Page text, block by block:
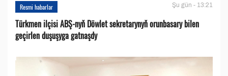
Resmi habarlar Şu gün - 13:21
Türkmen ilçisi ABŞ-nyň Döwlet sekretarynyň orunbasary bilen
geçirlen duşuşyga gatnaşdy